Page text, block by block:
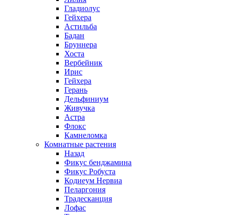
Гладиолус
Гейхера
Астильба
Бадан
Бруннера
Хоста
Вербейник
Ирис
Гейхера
Герань
Дельфиниум
Живучка
Астра
Флокс
Камнеломка
Комнатные растения
Назад
Фикус бенджамина
Фикус Робуста
Кодиеум Нервиа
Пеларгония
Традесканция
Лофас